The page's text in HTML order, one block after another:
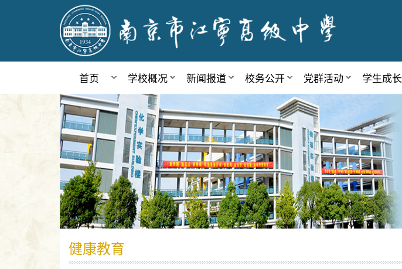
首页 学校概况 新闻报道 校务公开 党群活动 学生成长
健康教育